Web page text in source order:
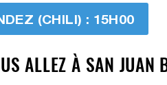
(CHILI) : 15H00
ALLEZ À SAN JUAN